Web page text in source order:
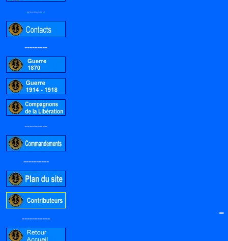
-------
---------
---------
----------
----------- -